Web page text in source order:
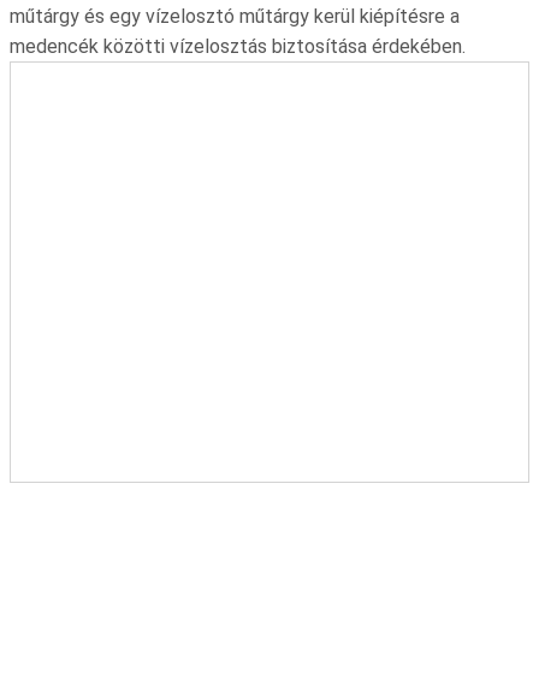
műtárgy és egy vízelosztó műtárgy kerül kiépítésre a
medencék közötti vízelosztás biztosítása érdekében.